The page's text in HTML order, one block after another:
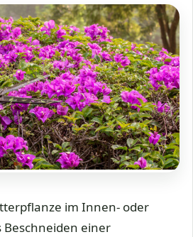
im Innen- oder
Beschneiden einer